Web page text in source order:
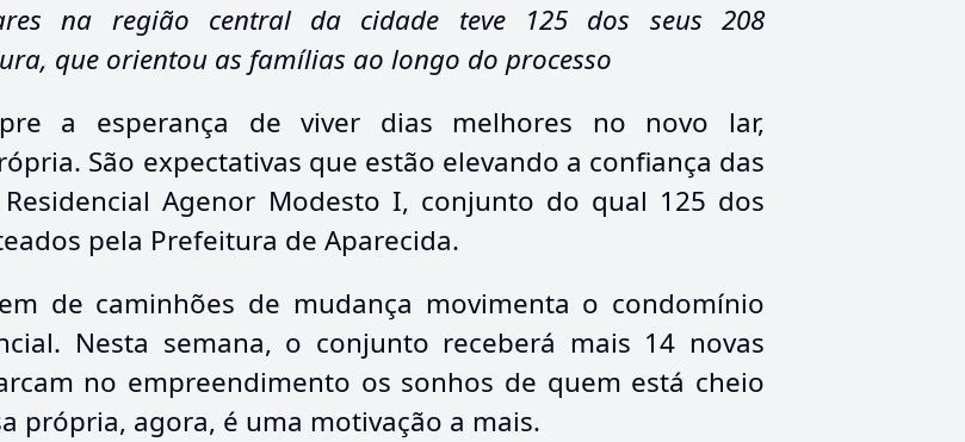
na região central da cidade teve 125 dos seus 208
que orientou as famílias ao longo do processo
a esperança de viver dias melhores no novo lar,
São expectativas que estão elevando a confiança das
Agenor Modesto I, conjunto do qual 125 dos
pela Prefeitura de Aparecida.
de caminhões de mudança movimenta o condomínio
Nesta semana, o conjunto receberá mais 14 novas
no empreendimento os sonhos de quem está cheio
própria, agora, é uma motivação a mais.